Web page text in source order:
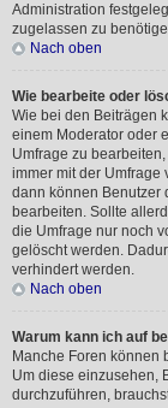
Administration
zugelassen zu
Nach oben
Wie bearbeite oder
Wie bei den Beiträgen
einem Moderator oder
Umfrage zu
immer mit der Umfrage
dann können Benutzer
bearbeiten. Sollte
die Umfrage nur noch
gelöscht werden.
verhindert werden.
Nach oben
Warum kann ich auf
Manche Foren können
Um diese einzusehen,
durchzuführen,